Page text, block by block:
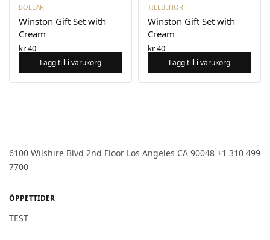
BOLLAR
Winston Gift Set with
Cream
kr40
Lägg till i varukorg
TILLBEHÖR
Winston Gift Set with
Cream
kr40
Lägg till i varukorg
6100 Wilshire Blvd 2nd Floor Los Angeles CA 90048 +1 310 499
7700
ÖPPETTIDER
TEST